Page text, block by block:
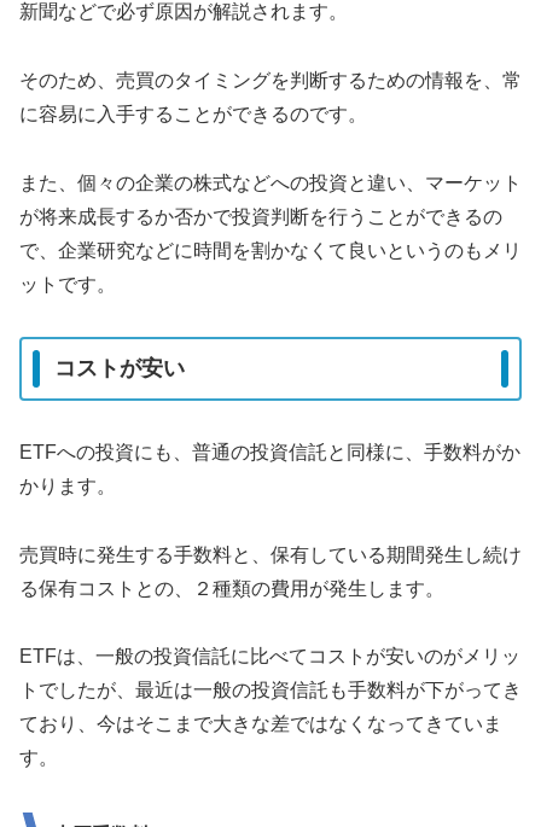
新聞などで必ず原因が解説されます。
そのため、売買のタイミングを判断するための情報を、常
に容易に入手することができるのです。
また、個々の企業の株式などへの投資と違い、マーケット
が将来成長するか否かで投資判断を行うことができるの
で、企業研究などに時間を割かなくて良いというのもメリ
ットです。
コストが安い
ETFへの投資にも、普通の投資信託と同様に、手数料がか
かります。
売買時に発生する手数料と、保有している期間発生し続け
る保有コストとの、２種類の費用が発生します。
ETFは、一般の投資信託に比べてコストが安いのがメリッ
トでしたが、最近は一般の投資信託も手数料が下がってき
ており、今はそこまで大きな差ではなくなってきていま
す。